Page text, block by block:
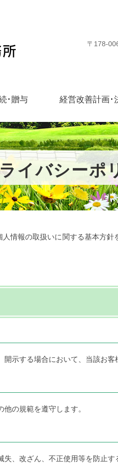
〒178-
･贈与 経営改善計画･
イバシーポ
情報の取扱いに関する基本方
示する場合において、当該お客
の規範を遵守します。
、改ざん、不正使用等を防止